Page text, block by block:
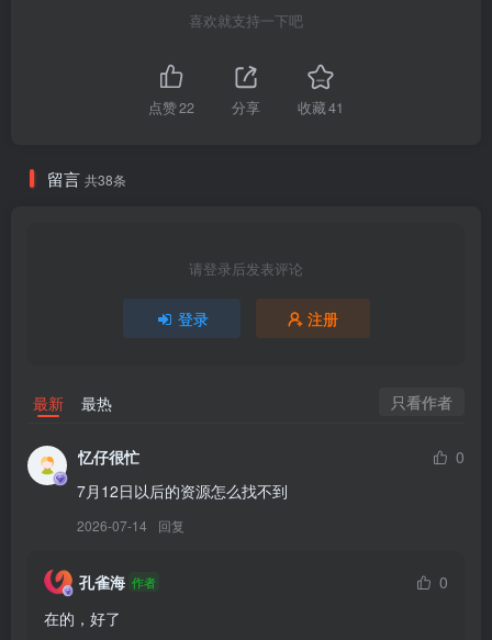
[YITUYU艺图语]2026.02.27 清｜“应是绿意晓声浓” 是小芥末w[27P／
[YITUYU艺图语]2026.02.27 毒蛇cos 鲨鲨不在[15P／165MB]
[YITUYU艺图语]2026.02.27 明茶花 微微不微辣[13P／230MB]
[YITUYU艺图语]2026.02.27 Green & Red RUBE[18P／175MB]
[YITUYU艺图语]2026.02.26 明赏梅 微微不微辣[15P／258MB]
[YITUYU艺图语]2026.02.26 何时再见呢？[56P／421MB]
[YITUYU艺图语]2026.02.26 “马”上发财 不是地球鱼[30P／332MB]
拉斯依[16P／34MB]
[YITUYU艺图语]2026.02.25 那约定好啦！我们每年都见面[22P／
159MB]
喜欢就支持一下吧
点赞22 分享 收藏41
留言 共38条
请登录后发表评论
登录 注册
最新 最热 只看作者
忆仔很忙
0
7月12日以后的资源怎么找不到
2026-07-14 回复
孔雀海 作者
0
在的，好了